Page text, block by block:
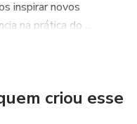
inspirar novos
na prática do ...
criou esse